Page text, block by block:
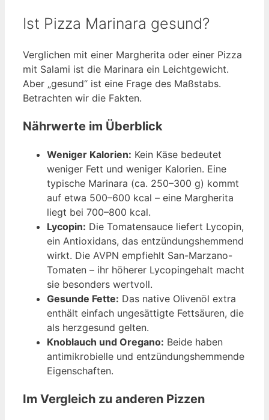
Ist Pizza Marinara gesund?
Verglichen mit einer Margherita oder einer Pizza
mit Salami ist die Marinara ein Leichtgewicht.
Aber „gesund“ ist eine Frage des Maßstabs.
Betrachten wir die Fakten.
Nährwerte im Überblick
Weniger Kalorien: Kein Käse bedeutet
weniger Fett und weniger Kalorien. Eine
typische Marinara (ca. 250–300 g) kommt
auf etwa 500–600 kcal – eine Margherita
liegt bei 700–800 kcal.
Lycopin: Die Tomatensauce liefert Lycopin,
ein Antioxidans, das entzündungshemmend
wirkt. Die AVPN empfiehlt San-Marzano-
Tomaten – ihr höherer Lycopingehalt macht
sie besonders wertvoll.
Gesunde Fette: Das native Olivenöl extra
enthält einfach ungesättigte Fettsäuren, die
als herzgesund gelten.
Knoblauch und Oregano: Beide haben
antimikrobielle und entzündungshemmende
Eigenschaften.
Im Vergleich zu anderen Pizzen